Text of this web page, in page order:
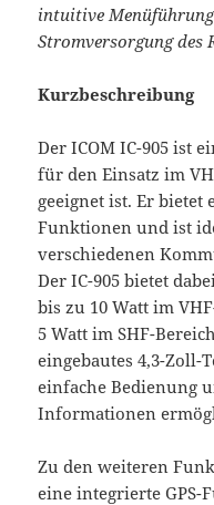
intuitive
Stromversorgung des
Kurzbeschreibung
Der ICOM IC-905 ist
für den Einsatz im
geeignet ist. Er bietet
Funktionen und ist
verschiedenen
Der IC-905 bietet
bis zu 10 Watt im
5 Watt im SHF-
eingebautes 4,3-Zoll-
einfache Bedienung
Informationen
Zu den weiteren
eine integrierte GPS-